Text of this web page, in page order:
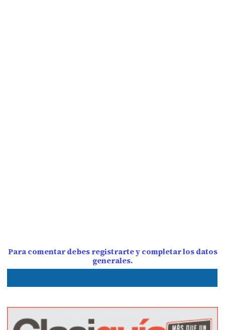
Para comentar debes registrarte y completar los datos
generales.